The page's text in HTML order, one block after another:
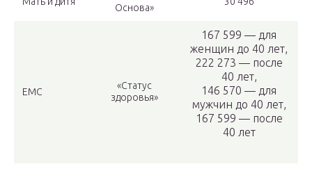
Основа»
EMC
«Статус
здоровья»
167 599 — для
женщин до 40 лет,
222 273 — после
40 лет,
146 570 — для
мужчин до 40 лет,
167 599 — после
40 лет